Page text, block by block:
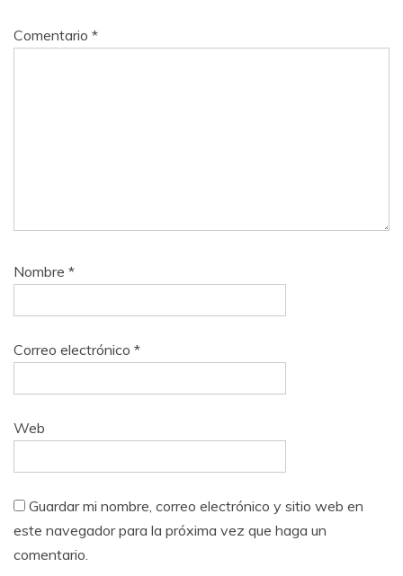
Comentario *
Nombre *
Correo electrónico *
Web
Guardar mi nombre, correo electrónico y sitio web en
este navegador para la próxima vez que haga un
comentario.